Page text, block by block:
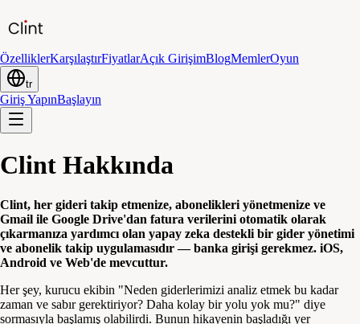
ÖzelliklerKarşılaştırFiyatlarAçık GirişimBlogMemlerOyun
tr
Giriş YapınBaşlayın
Clint Hakkında
Clint, her gideri takip etmenize, abonelikleri yönetmenize ve
Gmail ile Google Drive'dan fatura verilerini otomatik olarak
çıkarmanıza yardımcı olan yapay zeka destekli bir gider yönetimi
ve abonelik takip uygulamasıdır — banka girişi gerekmez. iOS,
Android ve Web'de mevcuttur.
Her şey, kurucu ekibin "Neden giderlerimizi analiz etmek bu kadar
zaman ve sabır gerektiriyor? Daha kolay bir yolu yok mu?" diye
sormasıyla başlamış olabilirdi. Bunun hikayenin başladığı yer